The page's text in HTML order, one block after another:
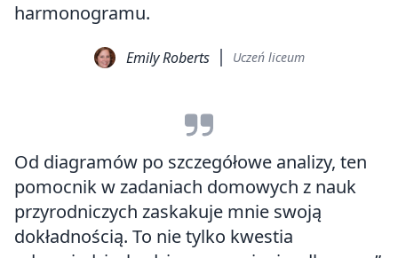
harmonogramu.
Emily Roberts Uczeń liceum
Od diagramów po szczegółowe analizy, ten
pomocnik w zadaniach domowych z nauk
przyrodniczych zaskakuje mnie swoją
dokładnością. To nie tylko kwestia